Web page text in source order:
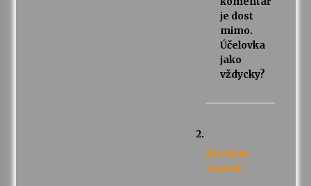
je dost
mimo.
Účelovka
jako
vždycky?
Anonym
napsal: